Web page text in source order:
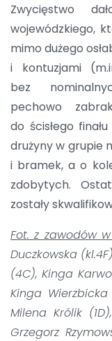
Zwycięstwo
wojewódzkiego,
mimo dużego
i kontuzjami
bez
pechowo
do ścisłego
drużyny w grupie
i bramek, a o
zdobytych.
zostały
Fot. z zawodów
Duczkowska
(4C), Kinga
Kinga
Milena Królik
Grzegorz